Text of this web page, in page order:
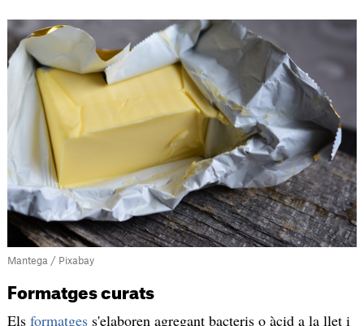
Mantega / Pixabay
Formatges curats
Els formatgess'elaboren agregant bacteris o àcid a la llet i